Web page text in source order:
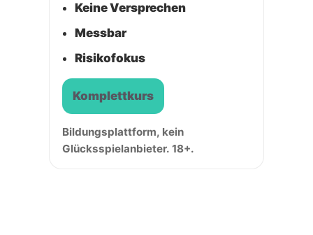
Keine Versprechen
Messbar
Risikofokus
Komplettkurs
Bildungsplattform, kein
Glücksspielanbieter. 18+.